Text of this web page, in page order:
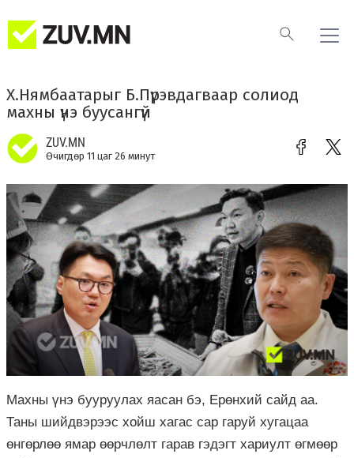
Х.Нямбаатарыг Б.Пүрэвдагваар солиод
махны үнэ буусангүй
ZUV.MN
Өчигдөр 11 цаг 26 минут
Махны үнэ бууруулах яасан бэ, Ерөнхий сайд аа.
Таны шийдвэрээс хойш хагас сар гаруй хугацаа
өнгөрлөө ямар өөрчлөлт гарав гэдэгт хариулт өгмөөр